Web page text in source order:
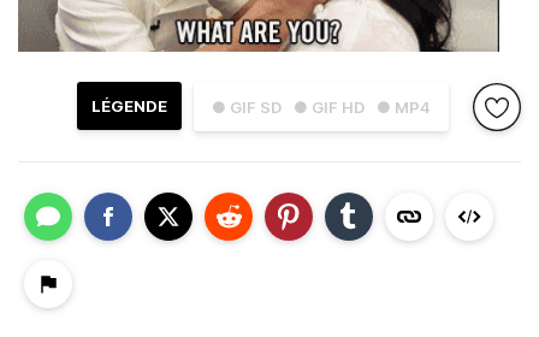
● GIF SD ● GIF HD ● MP4
LÉGENDE